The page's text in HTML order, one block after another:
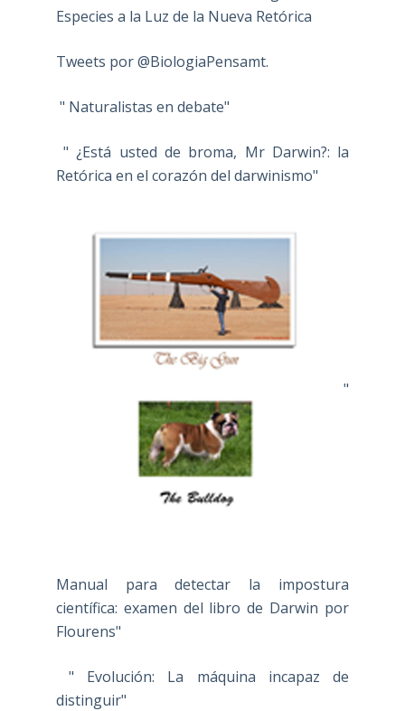
Especies a la Luz de la Nueva Retórica
Tweets por @BiologiaPensamt.
" Naturalistas en debate"
" ¿Está usted de broma, Mr Darwin?: la
Retórica en el corazón del darwinismo"
"
Manual para detectar la impostura
científica: examen del libro de Darwin por
Flourens"
" Evolución: La máquina incapaz de
distinguir"